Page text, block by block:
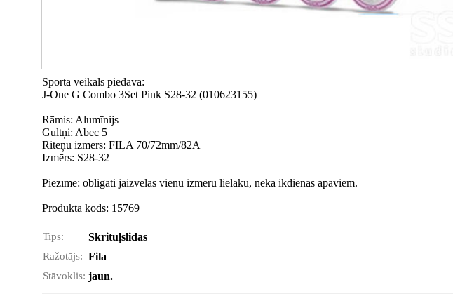
Sporta veikals piedāvā:
J-One G Combo 3Set Pink S28-32 (010623155)
Rāmis: Alumīnijs
Gultņi: Abec 5
Riteņu izmērs: FILA 70/72mm/82A
Izmērs: S28-32
Piezīme: obligāti jāizvēlas vienu izmēru lielāku, nekā ikdienas apaviem.
Produkta kods: 15769
Tips: Skrituļslidas
Ražotājs: Fila
Stāvoklis: jaun.